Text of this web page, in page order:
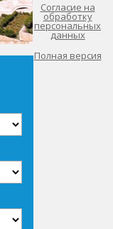
Согласие на
обработку
персональных
данных
Полная версия